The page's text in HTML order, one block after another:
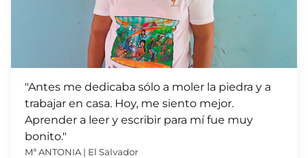
"Antes me dedicaba sólo a moler la piedra y a
trabajar en casa. Hoy, me siento mejor.
Aprender a leer y escribir para mí fue muy
bonito."
Mª ANTONIA | El Salvador